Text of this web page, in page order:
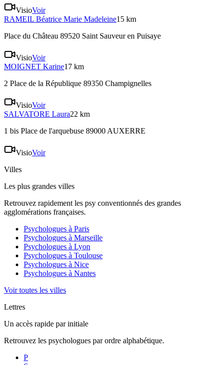
VisioVoir
RAMEIL Béatrice Marie Madeleine15 km
Place du Château 89520 Saint Sauveur en Puisaye
VisioVoir
MOIGNET Karine17 km
2 Place de la République 89350 Champignelles
VisioVoir
SALVATORE Laura22 km
1 bis Place de l'arquebuse 89000 AUXERRE
VisioVoir
Villes
Les plus grandes villes
Retrouvez rapidement les psy conventionnés des grandes
agglomérations françaises.
Psychologues à Paris
Psychologues à Marseille
Psychologues à Lyon
Psychologues à Toulouse
Psychologues à Nice
Psychologues à Nantes
Voir toutes les villes
Lettres
Un accès rapide par initiale
Retrouvez les psychologues par ordre alphabétique.
P